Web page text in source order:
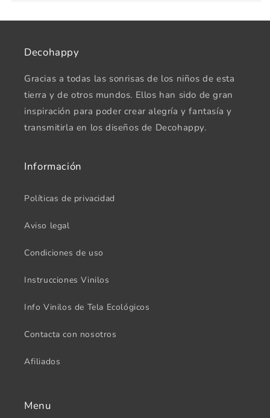
Decohappy
Gracias a todas las sonrisas de los niños de esta
tierra y de otros mundos. Ellos han sido de gran
inspiración para poder crear alegría y fantasía y
transmitirla en los diseños de Decohappy.
Información
Políticas de privacidad
Aviso legal
Condiciones de uso
Instrucciones Vinilos
Info Vinilos de Tela Ecológicos
Contacta con nosotros
Afiliados
Menu